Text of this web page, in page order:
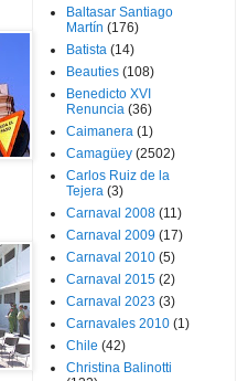
Baltasar Santiago
Martín (176)
Batista (14)
Beauties (108)
Benedicto XVI
Renuncia (36)
Caimanera (1)
Camagüey (2502)
Carlos Ruiz de la
Tejera (3)
Carnaval 2008 (11)
Carnaval 2009 (17)
Carnaval 2010 (5)
Carnaval 2015 (2)
Carnaval 2023 (3)
Carnavales 2010 (1)
Chile (42)
Christina Balinotti